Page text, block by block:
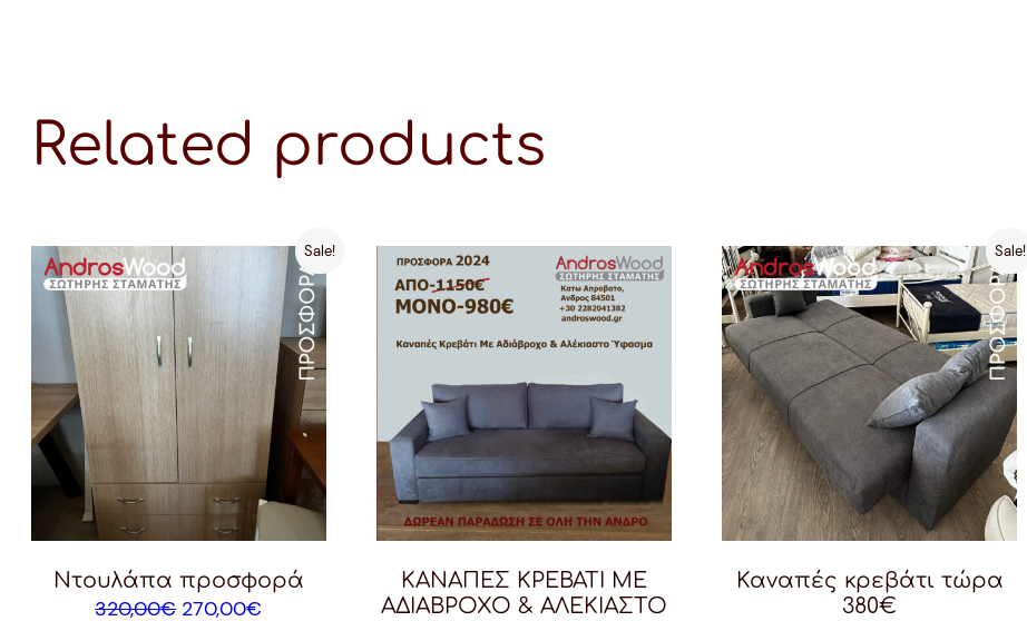
Related products
Sale!
Ντουλάπα προσφορά
320,00€ 270,00€
ΚΑΝΑΠΕΣ ΚΡΕΒΑΤΙ ΜΕ
ΑΔΙΑΒΡΟΧΟ & ΑΛΕΚΙΑΣΤΟ
Sale!
Καναπές κρεβάτι τώρα
380€